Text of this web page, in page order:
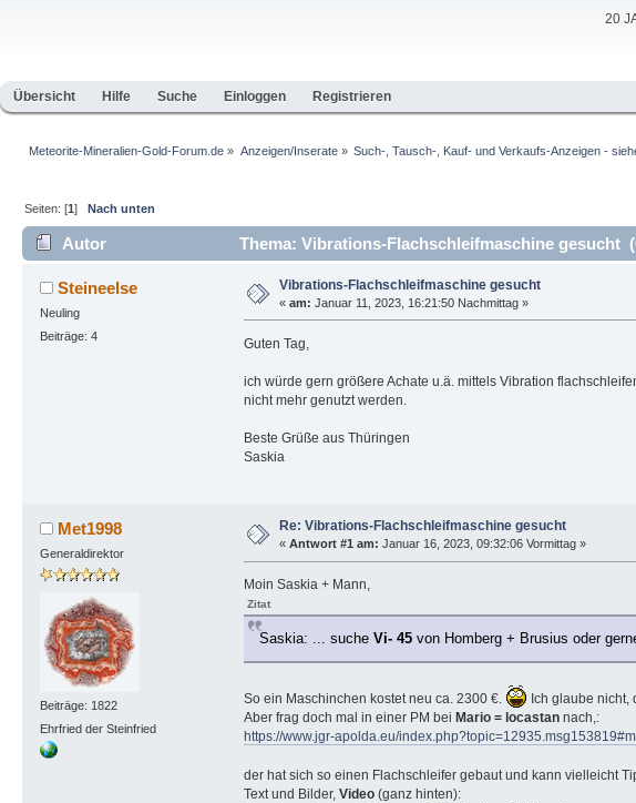
20
Übersicht Hilfe Suche Einloggen Registrieren
Meteorite-Mineralien-Gold-Forum.de » Anzeigen/Inserate» Such-, Tausch-, Kauf- und Verkaufs-Anzeigen -
Seiten: [1]Nach unten
Autor Thema: Vibrations-Flachschleifmaschine gesucht
Steineelse
Neuling
Beiträge: 4
Vibrations-Flachschleifmaschine gesucht
« am: Januar 11, 2023, 16:21:50 Nachmittag »
Guten Tag,
ich würde gern größere Achate u.ä. mittels Vibration
nicht mehr genutzt werden.
Beste Grüße aus Thüringen
Saskia
Met1998
Generaldirektor
Beiträge: 1822
Ehrfried der Steinfried
Re: Vibrations-Flachschleifmaschine gesucht
« Antwort #1 am: Januar 16, 2023, 09:32:06 Vormittag »
Moin Saskia + Mann,
Zitat
Saskia: ... suche Vi- 45von Homberg + Brusius oder
So ein Maschinchen kostet neu ca. 2300 €.
Ich glaube
Aber frag doch mal in einer PM bei Mario = locastannach,:
https://www.jgr-apolda.eu/
der hat sich so einen Flachschleifer gebaut und kann vielleicht
Text und Bilder, Video(ganz hinten):